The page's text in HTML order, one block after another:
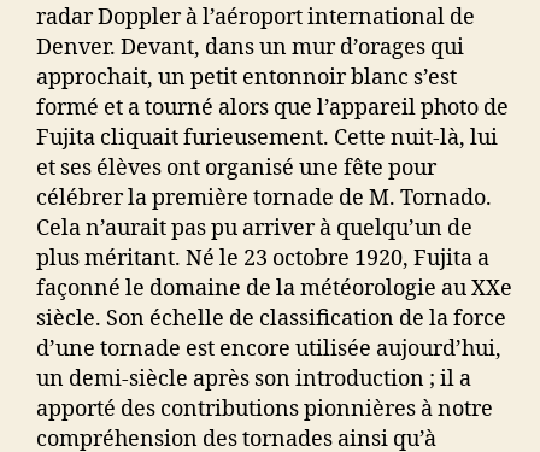
radar Doppler à l’aéroport international de
Denver. Devant, dans un mur d’orages qui
approchait, un petit entonnoir blanc s’est
formé et a tourné alors que l’appareil photo de
Fujita cliquait furieusement. Cette nuit-là, lui
et ses élèves ont organisé une fête pour
célébrer la première tornade de M. Tornado.
Cela n’aurait pas pu arriver à quelqu’un de
plus méritant. Né le 23 octobre 1920, Fujita a
façonné le domaine de la météorologie au XXe
siècle. Son échelle de classification de la force
d’une tornade est encore utilisée aujourd’hui,
un demi-siècle après son introduction ; il a
apporté des contributions pionnières à notre
compréhension des tornades ainsi qu’à